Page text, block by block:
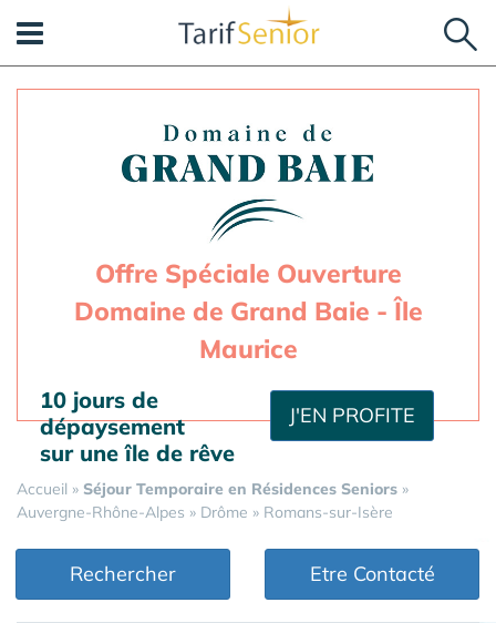
Offre Spéciale Ouverture
Domaine de Grand Baie - Île
Maurice
J'EN PROFITE
10 jours de
dépaysement
sur une île de rêve
Accueil » Séjour Temporaire en Résidences Seniors »
Auvergne-Rhône-Alpes » Drôme » Romans-sur-Isère
Rechercher Etre Contacté